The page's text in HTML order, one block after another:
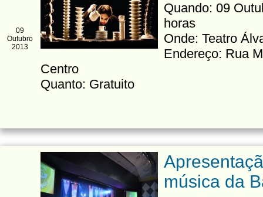
09
Outubro
2013
Quando: 09
horas
Onde: Teatro
Endereço: Rua
Centro
Quanto: Gratuito
música da